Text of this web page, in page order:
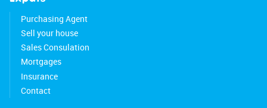
Purchasing Agent
Sell your house
Sales Consulation
Mortgages
Insurance
Contact